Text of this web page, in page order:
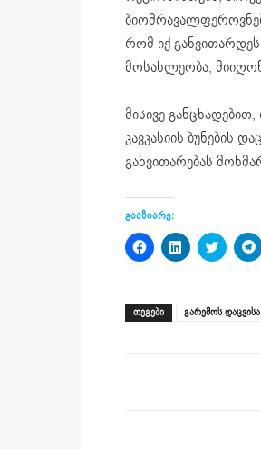
რომ იქ
მოსახლეობა,
მისივე
კავკასიის ბუნების
განვითარებას
გააზიარე:
Click
to
(Opens
in
new
Click
to
(Opens
in
Click
to
(Opens
in
ᲗᲔᲒᲔᲑᲘ გარემოს